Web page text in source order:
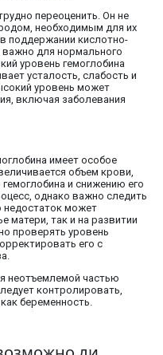
переоценить. Он не
необходимым для их
поддержании кислотно-
важно для нормального
уровень гемоглобина
усталость, слабость и
уровень может
включая заболевания
имеет особое
объем крови,
и снижению его
однако важно следить
недостаток может
матери, так и на развитии
проверять уровень
его с
неотъемлемой частью
контролировать,
беременность.